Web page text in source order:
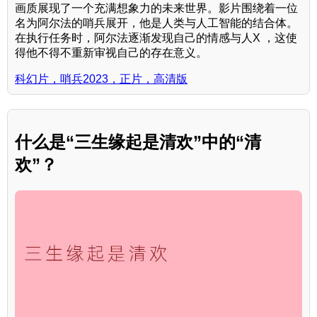
画质展现了一个充满想象力的未来世界。影片围绕着一位
名为阿尔法的哨兵展开，他是人类与人工智能的结合体。
在执行任务时，阿尔法逐渐发现自己的情感与人X ，这使
得他不得不重新审视自己的存在意义。
科幻片，哨兵2023，正片，高清版
什么是“三生缘起是清欢”中的“清
欢”？